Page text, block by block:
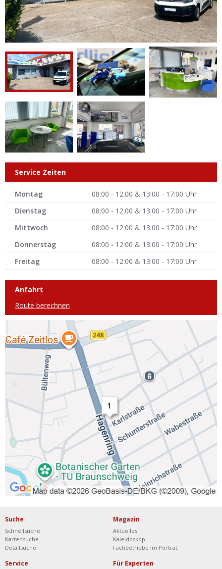
Service Zeiten
Montag
08:00 - 12:00 & 13:00 - 17:00 Uhr
Dienstag
08:00 - 12:00 & 13:00 - 17:00 Uhr
Mittwoch
08:00 - 12:00 & 13:00 - 17:00 Uhr
Donnerstag
08:00 - 12:00 & 13:00 - 17:00 Uhr
Freitag
08:00 - 12:00 & 13:00 - 17:00 Uhr
Anfahrt
Route berechnen
Suche
Schnellsuche
Kartensuche
Detailsuche
Magazin
Aktuelles
Kaleidoskop
Fachbetriebe im Porträt
Service Für Experten